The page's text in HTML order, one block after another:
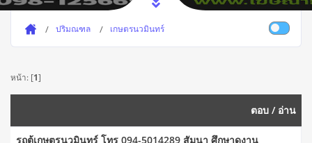
ปริมณฑล เกษตรนวมินทร์
หน้า: [1]
ตอบ / อ่าน
รถตู้เกษตรนวมินทร์ โทร 094-5014289 สัมนา ศึกษาดูงาน